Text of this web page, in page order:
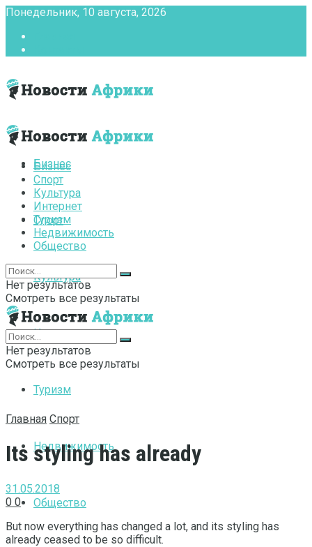
Понедельник, 10 августа, 2026
Бизнес
Спорт
Культура
Интернет
Туризм
Недвижимость
Общество
Бизнес
Спорт
Культура
Интернет
Туризм
Недвижимость
Общество
Нет результатов
Смотреть все результаты
Нет результатов
Смотреть все результаты
Главная Спорт
Its styling has already
31.05.2018
0 0
But now everything has changed a lot, and its styling has
already ceased to be so difficult.